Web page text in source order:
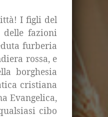
I figli del
delle fazioni
furberia
rossa, e
borghesia
cristiana
Evangelica,
cibo